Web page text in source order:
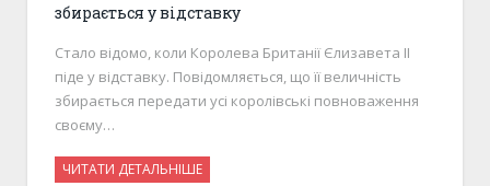
збирається у відставку
Стало відомо, коли Королева Британії Єлизавета ІІ
піде у відставку. Повідомляється, що її величність
збирається передати усі королівські повноваження
своєму…
ЧИТАТИ ДЕТАЛЬНІШЕ